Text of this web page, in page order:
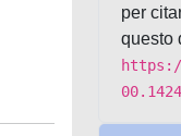
per
questo